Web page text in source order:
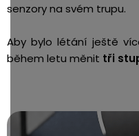
senzory na svém trupu.
Aby bylo létání ještě
během letu měnit tři